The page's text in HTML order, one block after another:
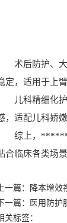
术后防护、大
定，适用于上
儿科精细化护
，适配儿科娇
综上，******机
合临床各类场
上一篇：
降本增效
下一篇：
医用防护
关标签：